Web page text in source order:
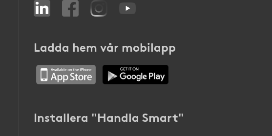
Ladda hem vår mobilapp
Installera "Handla Smart"